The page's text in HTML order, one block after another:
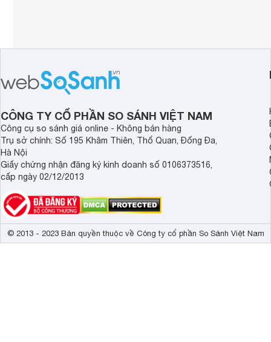
CÔNG TY CỔ PHẦN SO SÁNH VIỆT NAM
Công cụ so sánh giá online - Không bán hàng
Trụ sở chính: Số 195 Khâm Thiên, Thổ Quan, Đống Đa,
Hà Nội
Giấy chứng nhận đăng ký kinh doanh số 0106373516,
cấp ngày 02/12/2013
© 2013 - 2023 Bản quyền thuộc về Công ty cổ phần So Sánh Việt Nam